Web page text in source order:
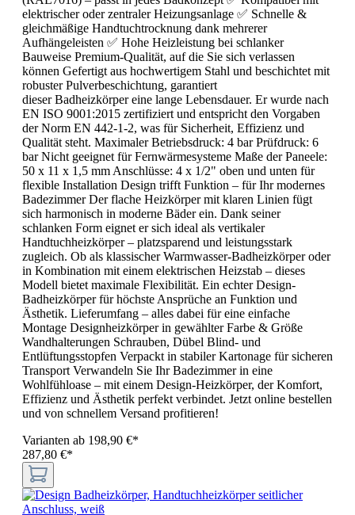
elektrischer oder zentraler Heizungsanlage ✅ Schnelle &
gleichmäßige Handtuchtrocknung dank mehrerer
Aufhängeleisten ✅ Hohe Heizleistung bei schlanker
Bauweise Premium-Qualität, auf die Sie sich verlassen
können Gefertigt aus hochwertigem Stahl und beschichtet mit
robuster Pulverbeschichtung, garantiert
dieser Badheizkörper eine lange Lebensdauer. Er wurde nach
EN ISO 9001:2015 zertifiziert und entspricht den Vorgaben
der Norm EN 442-1-2, was für Sicherheit, Effizienz und
Qualität steht. Maximaler Betriebsdruck: 4 bar Prüfdruck: 6
bar Nicht geeignet für Fernwärmesysteme Maße der Paneele:
50 x 11 x 1,5 mm Anschlüsse: 4 x 1/2" oben und unten für
flexible Installation Design trifft Funktion – für Ihr modernes
Badezimmer Der flache Heizkörper mit klaren Linien fügt
sich harmonisch in moderne Bäder ein. Dank seiner
schlanken Form eignet er sich ideal als vertikaler
Handtuchheizkörper – platzsparend und leistungsstark
zugleich. Ob als klassischer Warmwasser-Badheizkörper oder
in Kombination mit einem elektrischen Heizstab – dieses
Modell bietet maximale Flexibilität. Ein echter Design-
Badheizkörper für höchste Ansprüche an Funktion und
Ästhetik. Lieferumfang – alles dabei für eine einfache
Montage Designheizkörper in gewählter Farbe & Größe
Wandhalterungen Schrauben, Dübel Blind- und
Entlüftungsstopfen Verpackt in stabiler Kartonage für sicheren
Transport Verwandeln Sie Ihr Badezimmer in eine
Wohlfühloase – mit einem Design-Heizkörper, der Komfort,
Effizienz und Ästhetik perfekt verbindet. Jetzt online bestellen
und von schnellem Versand profitieren!
Varianten ab 198,90 €*
287,80 €*